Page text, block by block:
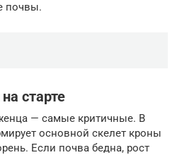
почвы.
старте
— самые критичные. В
основной скелет кроны
Если почва бедна, рост